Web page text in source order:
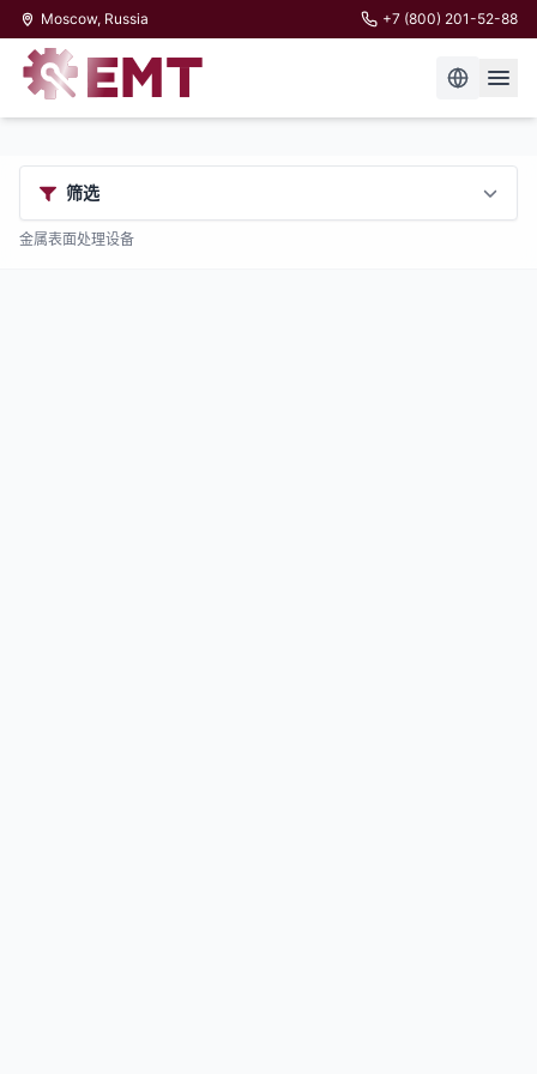
Moscow, Russia +7 (800) 201-52-88
筛选
金属表面处理设备